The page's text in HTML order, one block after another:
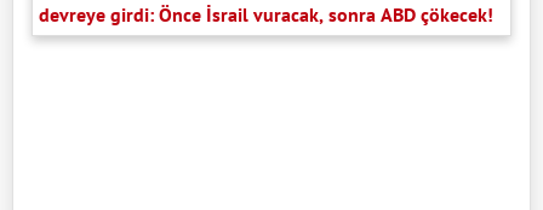
devreye girdi: Önce İsrail vuracak, sonra ABD çökecek!